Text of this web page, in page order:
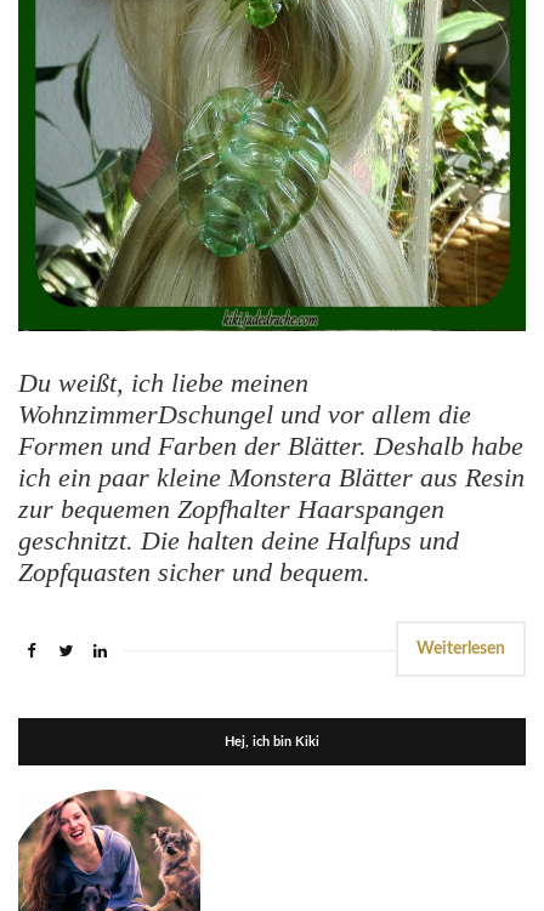
Du weißt, ich liebe meinen
WohnzimmerDschungel und vor allem die
Formen und Farben der Blätter. Deshalb habe
ich ein paar kleine Monstera Blätter aus Resin
zur bequemen Zopfhalter Haarspangen
geschnitzt. Die halten deine Halfups und
Zopfquasten sicher und bequem.
Weiterlesen
Hej, ich bin Kiki